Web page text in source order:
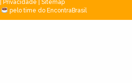
Privacidade
Sitemap
pelo time do EncontraBrasil